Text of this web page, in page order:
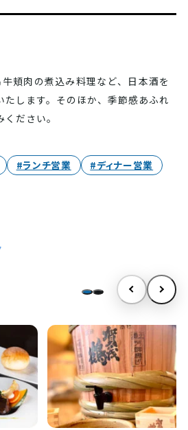
頬肉の煮込み料理など、日本酒を
します。そのほか、季節感あふれ
ださい。
#ランチ営業
#ディナー営業